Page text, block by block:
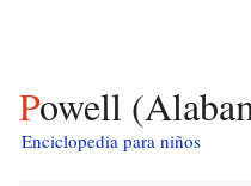
Powell
Enciclopedia para niños